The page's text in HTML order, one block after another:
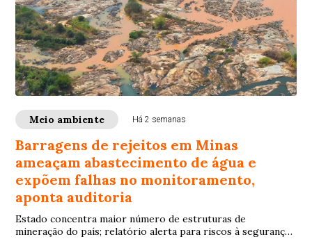
Meio ambiente Há 2 semanas
Barragens de rejeitos em Minas
ameaçam abastecimento de água e
expõem falhas no monitoramento,
aponta auditoria
Estado concentra maior número de estruturas de
mineração do país; relatório alerta para riscos à segurança